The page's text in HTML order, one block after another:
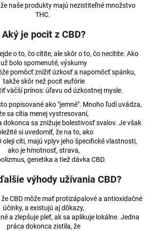
naše produkty majú nezistiteľné množstvo
THC.
Aký je pocit z CBD?
o to, čo cítite, ale skôr o to, čo necítite. Ako
už bolo spomenuté, výskumy
pomôcť znížiť úzkosť a napomôcť spánku,
takže skôr než pocit eufórie
väčší prínos: úľavu od úzkostnej mysle.
popisované ako "jemné". Mnoho ľudí uvádza,
sa cítia menej vystresovaní,
dokonca sa znižuje bolestivosť svalov. Je však
si uvedomiť, že na to, ako
oleji cíti, majú vplyv jeho špecifické vlastnosti,
ako je hmotnosť, strava,
genetika a tiež dávka CBD.
výhody užívania CBD?
CBD môže mať protizápalové a antioxidačné
účinky, a existujú aj dôkazy,
a zlepšuje pleť, ak sa aplikuje lokálne. Jedna
práca dokonca zistila, že